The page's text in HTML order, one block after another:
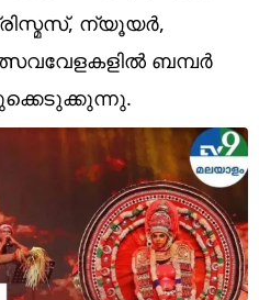
ന്യൂയര്‍,
ബമ്പര്‍